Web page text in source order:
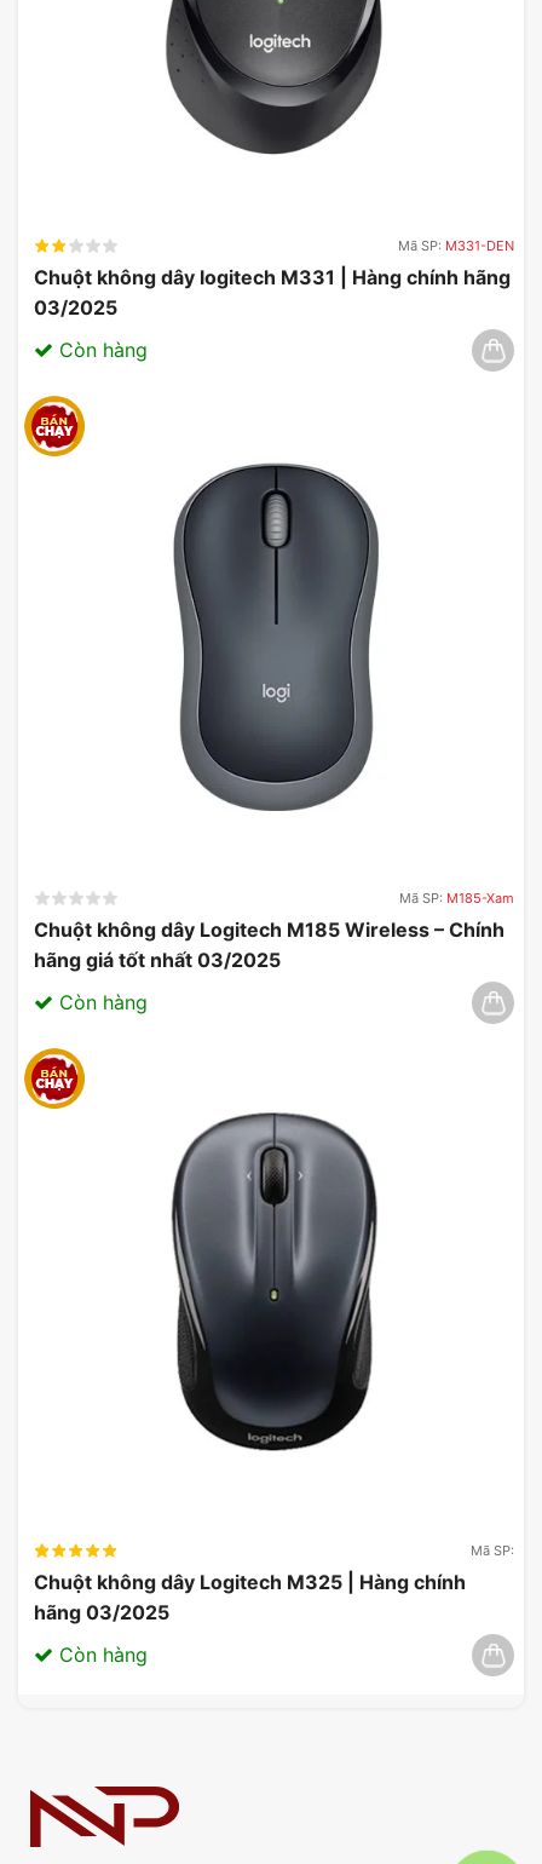
Mã SP: M331-DEN
Chuột không dây logitech M331 | Hàng chính hãng
03/2025
Còn hàng
Mã SP: M185-Xam
Chuột không dây Logitech M185 Wireless – Chính
hãng giá tốt nhất 03/2025
Còn hàng
Mã SP:
Chuột không dây Logitech M325 | Hàng chính
hãng 03/2025
Còn hàng